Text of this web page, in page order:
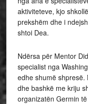
aktiviteteve, kjo
prekshëm dhe i
shtoi Dea.
Ndërsa për Mentor
specialist nga
edhe shumë shpresë.
dhe bashkë me kriju
organizatën Germin